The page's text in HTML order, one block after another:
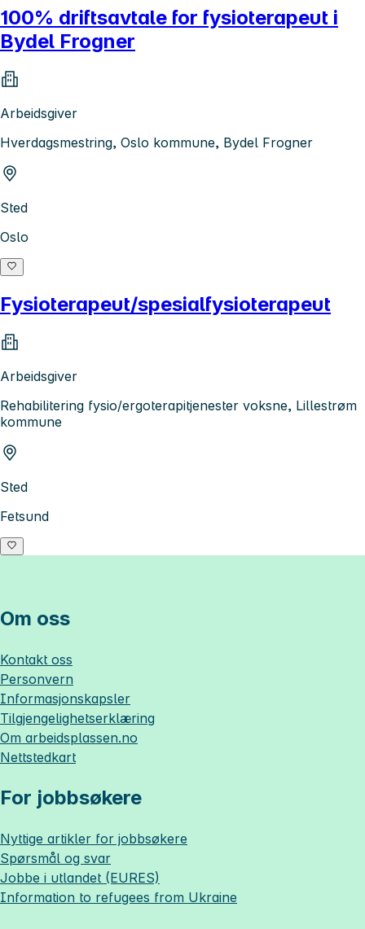
100% driftsavtale for fysioterapeut i
Bydel Frogner
Arbeidsgiver
Hverdagsmestring, Oslo kommune, Bydel Frogner
Sted
Oslo
Fysioterapeut/spesialfysioterapeut
Arbeidsgiver
Rehabilitering fysio/ergoterapitjenester voksne, Lillestrøm
kommune
Sted
Fetsund
Om oss
Kontakt oss
Personvern
Informasjonskapsler
Tilgjengelighetserklæring
Om arbeidsplassen.no
Nettstedkart
For jobbsøkere
Nyttige artikler for jobbsøkere
Spørsmål og svar
Jobbe i utlandet (EURES)
Information to refugees from Ukraine